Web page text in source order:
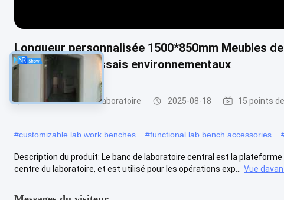
Longueur personnalisée 1500*850mm Meubles
laboratoires d'essais environnementaux
Bancs de travail de laboratoire 2025-08-18 15 points
#customizable lab work benches #functional lab bench accessories
Description du produit: Le banc de laboratoire central est la
centre du laboratoire, et est utilisé pour les opérations exp...
Vue